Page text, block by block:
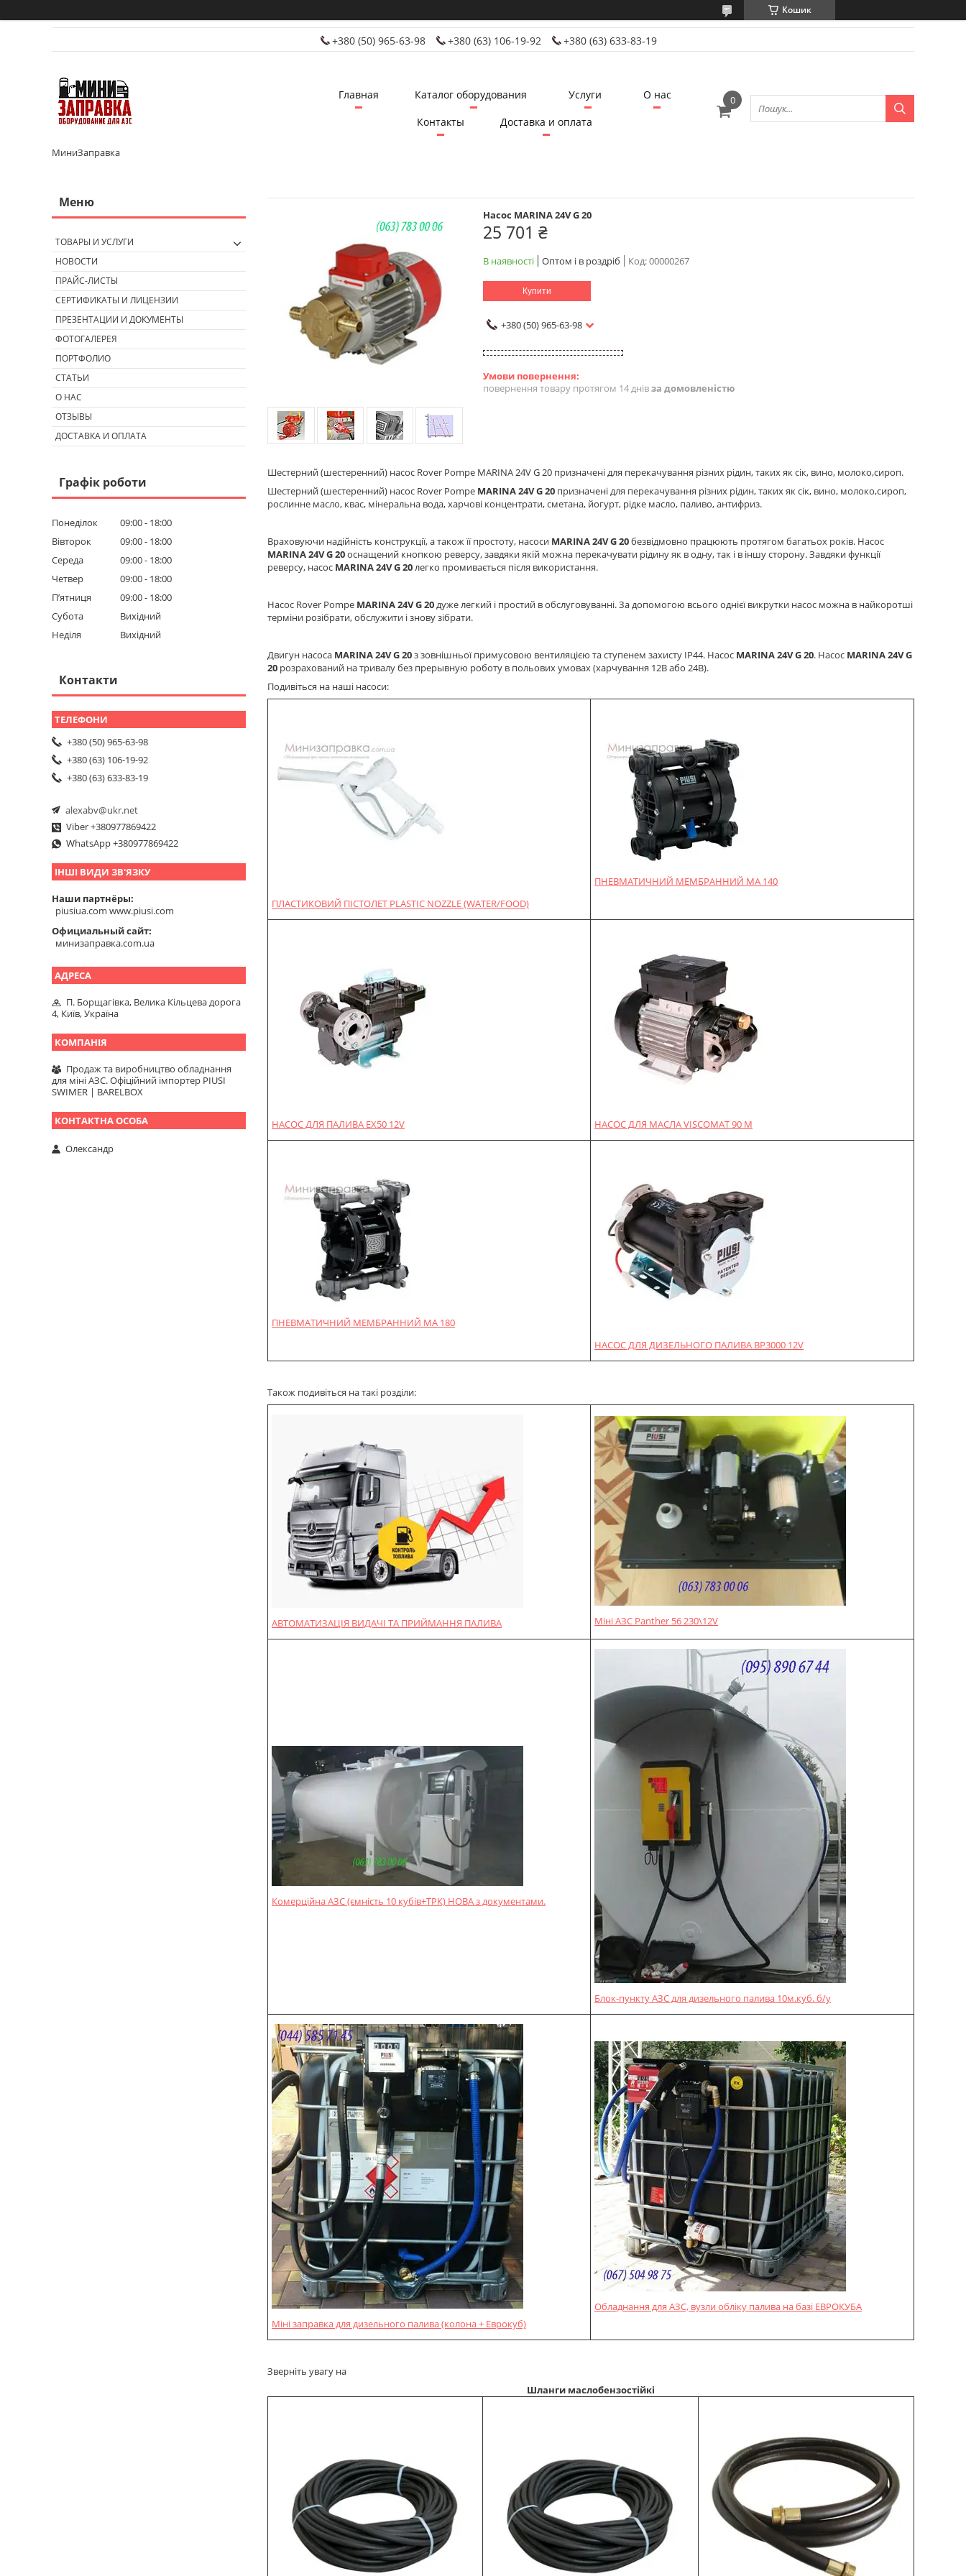
Кошик
+380 (50) 965-63-98 +380 (63) 106-19-92 +380 (63) 633-83-19
МиниЗаправка
Главная Каталог оборудования Услуги
О нас
Контакты
Доставка и оплата
Насос MARINA 24V G 20
25 701 ₴
В наявності Оптом і в роздріб Код:00000267
Купити
+380 (50) 965-63-98
повернення товару протягом 14 днівза домовленістю
Шестерний (шестеренний) насос Rover Pompe MARINA 24V G 20 призначені для перекачування різних рідин, таких як сік, вино, молоко,сироп.
Шестерний (шестеренний) насос Rover Pompe MARINA 24V G 20 призначені для перекачування різних рідин, таких як сік, вино, молоко,сироп,
рослинне масло, квас, мінеральна вода, харчові концентрати, сметана, йогурт, рідке масло, паливо, антифриз.
Враховуючи надійність конструкції, а також її простоту, насоси MARINA 24V G 20безвідмовно працюють протягом багатьох років. Насос
MARINA 24V G 20оснащений кнопкою реверсу, завдяки якій можна перекачувати рідину як в одну, так і в іншу сторону. Завдяки функції
реверсу, насос MARINA 24V G 20 легко промивається після використання.
Насос Rover Pompe MARINA 24V G 20 дуже легкий і простий в обслуговуванні. За допомогою всього однієї викрутки насос можна в найкоротші
терміни розібрати, обслужити і знову зібрати.
Двигун насоса MARINA 24V G 20з зовнішньої примусовою вентиляцією та ступенем захисту IP44. Насос MARINA 24V G 20. Насос MARINA 24V G
20 розрахований на тривалу без прерывную роботу в польових умовах (харчування 12В або 24В).
Подивіться на наші насоси:
ПЛАСТИКОВИЙ ПІСТОЛЕТ PLASTIC NOZZLE (WATER/FOOD)
ПНЕВМАТИЧНИЙ МЕМБРАННИЙ MA 140
НАСОС ДЛЯ ПАЛИВА EX50 12V НАСОС ДЛЯ МАСЛА VISCOMAT 90 M
ПНЕВМАТИЧНИЙ МЕМБРАННИЙ MA 180
НАСОС ДЛЯ ДИЗЕЛЬНОГО ПАЛИВА BP3000 12V
Також подивіться на такі розділи:
АВТОМАТИЗАЦІЯ ВИДАЧІ ТА ПРИЙМАННЯ ПАЛИВА Міні АЗС Panther 56 230\12V
Комерційна АЗС (ємність 10 кубів+ТРК) НОВА з документами.
Блок-пункту АЗС для дизельного палива 10м.куб. б/у
Міні заправка для дизельного палива (колона + Еврокуб)
Обладнання для АЗС, вузли обліку палива на базі ЕВРОКУБА
Зверніть увагу на
Шланги маслобензостійкі
ТОВАРЫ И УСЛУГИ
НОВОСТИ
ПРАЙС-ЛИСТЫ
СЕРТИФИКАТЫ И ЛИЦЕНЗИИ
ПРЕЗЕНТАЦИИ И ДОКУМЕНТЫ
ФОТОГАЛЕРЕЯ
ПОРТФОЛИО
СТАТЬИ
О НАС
ОТЗЫВЫ
ДОСТАВКА И ОПЛАТА
Графік роботи
Понеділок 09:00
18:00
Вівторок
09:00
18:00
Середа
09:00
18:00
Четвер
09:00
18:00
Пʼятниця
09:00
18:00
Субота
Вихідний
Неділя
Вихідний
Контакти
+380 (50) 965-63-98
+380 (63) 106-19-92
+380 (63) 633-83-19
alexabv@ukr.net
Viber +380977869422
WhatsApp +380977869422
ІНШІ ВИДИ ЗВ'ЯЗКУ
Наши партнёры
piusiua.com www.piusi.com
Официальный сайт
минизаправка.com.ua
П. Борщагівка, Велика Кільцева дорога
4, Київ, Україна
Продаж та виробництво обладнання
для міні АЗС. Офіційний імпортер PIUSI
SWIMER | BARELBOX
Олександр